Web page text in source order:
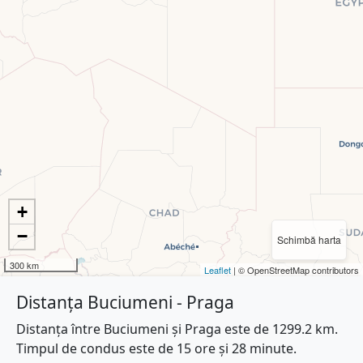
Schimbă harta
+
−
300 km Leaflet | © OpenStreetMap contributors
Distanța Buciumeni - Praga
Distanța între Buciumeni și Praga este de 1299.2 km.
Timpul de condus este de 15 ore și 28 minute.